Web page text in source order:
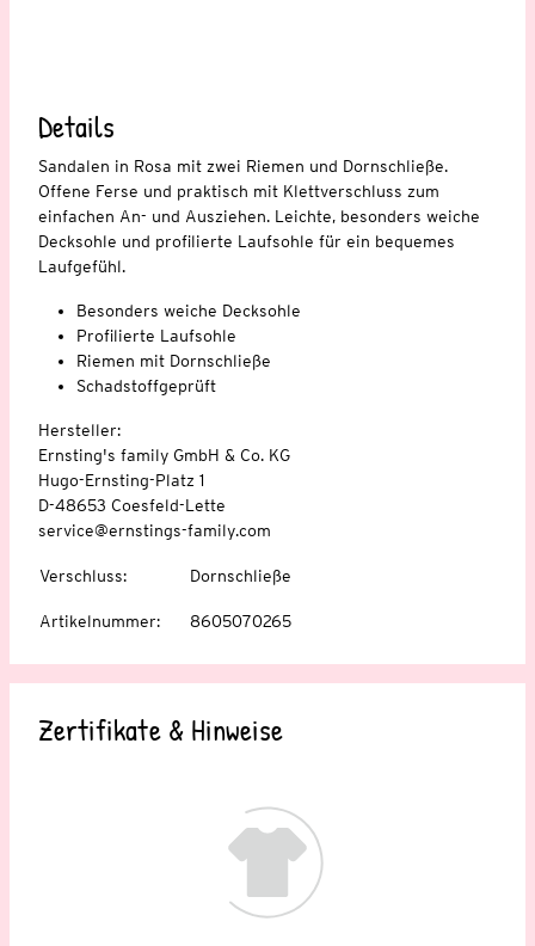
Details
Sandalen in Rosa mit zwei Riemen und Dornschließe.
Offene Ferse und praktisch mit Klettverschluss zum
einfachen An- und Ausziehen. Leichte, besonders weiche
Decksohle und profilierte Laufsohle für ein bequemes
Laufgefühl.
Besonders weiche Decksohle
Profilierte Laufsohle
Riemen mit Dornschließe
Schadstoffgeprüft
Hersteller:
Ernsting's family GmbH & Co. KG
Hugo-Ernsting-Platz 1
D-48653 Coesfeld-Lette
service@ernstings-family.com
Verschluss: Dornschließe
Artikelnummer: 8605070265
Zertifikate & Hinweise